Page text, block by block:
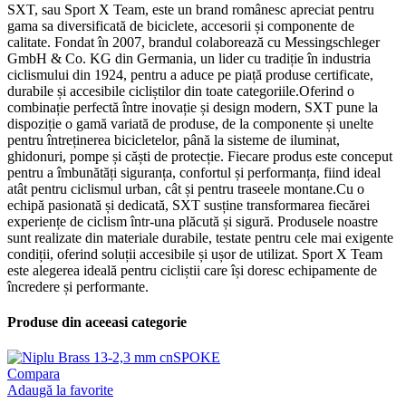
SXT, sau Sport X Team, este un brand românesc apreciat pentru
gama sa diversificată de biciclete, accesorii și componente de
calitate. Fondat în 2007, brandul colaborează cu Messingschleger
GmbH & Co. KG din Germania, un lider cu tradiție în industria
ciclismului din 1924, pentru a aduce pe piață produse certificate,
durabile și accesibile cicliștilor din toate categoriile.Oferind o
combinație perfectă între inovație și design modern, SXT pune la
dispoziție o gamă variată de produse, de la componente și unelte
pentru întreținerea bicicletelor, până la sisteme de iluminat,
ghidonuri, pompe și căști de protecție. Fiecare produs este conceput
pentru a îmbunătăți siguranța, confortul și performanța, fiind ideal
atât pentru ciclismul urban, cât și pentru traseele montane.Cu o
echipă pasionată și dedicată, SXT susține transformarea fiecărei
experiențe de ciclism într-una plăcută și sigură. Produsele noastre
sunt realizate din materiale durabile, testate pentru cele mai exigente
condiții, oferind soluții accesibile și ușor de utilizat. Sport X Team
este alegerea ideală pentru cicliștii care își doresc echipamente de
încredere și performante.
Produse din aceeasi categorie
Compara
Adaugă la favorite